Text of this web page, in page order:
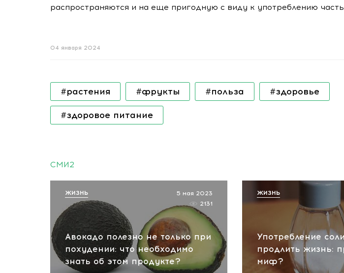
распространяются и на еще пригодную с виду к употреблению часть
04 января 2024
#растения #фрукты #польза #здоровье
#здоровое питание
СМИ2
Авокадо полезно не только при
похудении: что необходимо
знать об этом продукте?
5 мая 2023
2131
ЖИЗНЬ
Употребление
продлить жизнь:
миф?
ЖИЗНЬ